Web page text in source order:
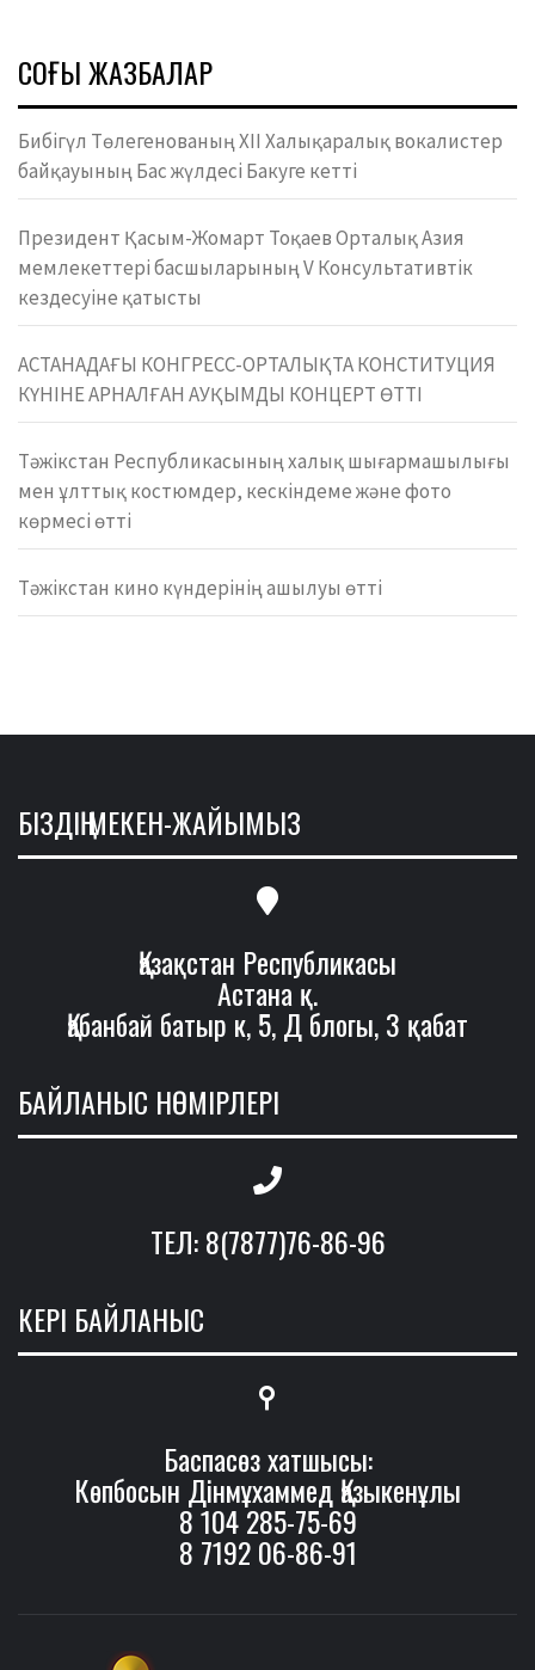
СОҢҒЫ ЖАЗБАЛАР
Бибігүл Төлегенованың ХІІ Халықаралық вокалистер
байқауының Бас жүлдесі Бакуге кетті
Президент Қасым-Жомарт Тоқаев Орталық Азия
мемлекеттері басшыларының V Консультативтік
кездесуіне қатысты
АСТАНАДАҒЫ КОНГРЕСС-ОРТАЛЫҚТА КОНСТИТУЦИЯ
КҮНІНЕ АРНАЛҒАН АУҚЫМДЫ КОНЦЕРТ ӨТТІ
Тәжікстан Республикасының халық шығармашылығы
мен ұлттық костюмдер, кескіндеме және фото
көрмесі өтті
Тәжікстан кино күндерінің ашылуы өтті
БІЗДІҢ МЕКЕН-ЖАЙЫМЫЗ
Қазақстан Республикасы
Астана қ.
Қабанбай батыр к, 5, Д блогы, 3 қабат
БАЙЛАНЫС НӨМІРЛЕРІ
ТЕЛ: 8(7877)76-86-96
КЕРІ БАЙЛАНЫС
Баспасөз хатшысы:
Көпбосын Дінмұхаммед Қазыкенұлы
8 104 285-75-69
8 7192 06-86-91